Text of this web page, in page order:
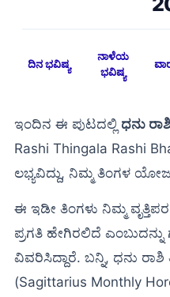
ದಿನ ಭವಿಷ್ಯ
ನಾಳೆಯ
ಭವಿಷ್ಯ
ಇಂದಿನ ಈ ಪುಟದಲ್ಲಿ ಧನು
Rashi Thingala Rashi
ಲಭ್ಯವಿದ್ದು, ನಿಮ್ಮ ತಿಂಗಳ
ಈ ಇಡೀ ತಿಂಗಳು ನಿಮ್ಮ
ಪ್ರಗತಿ ಹೇಗಿರಲಿದೆ
ವಿವರಿಸಿದ್ದಾರೆ. ಬನ್ನಿ, ಧನು
(Sagittarius Monthly